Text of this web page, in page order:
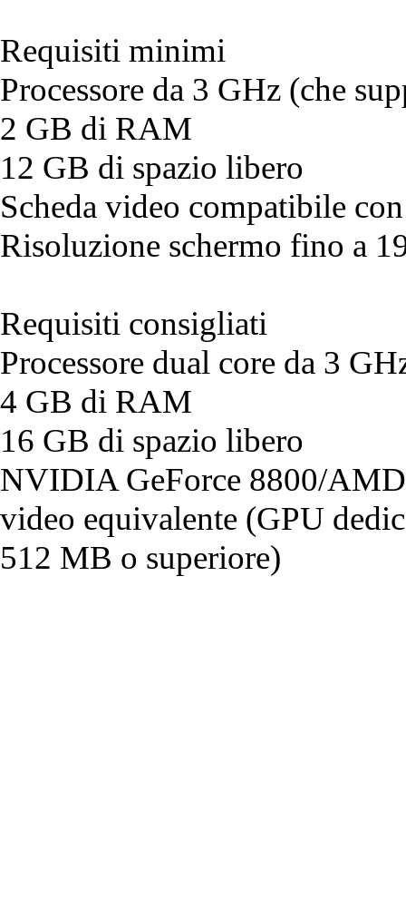
Requisiti minimi
Processore da 3 GHz (che
2 GB di RAM
12 GB di spazio libero
Scheda video compatibile
Risoluzione schermo fino a
Requisiti consigliati
Processore dual core da 3
4 GB di RAM
16 GB di spazio libero
NVIDIA GeForce 8800/AMD
video equivalente (GPU
512 MB o superiore)